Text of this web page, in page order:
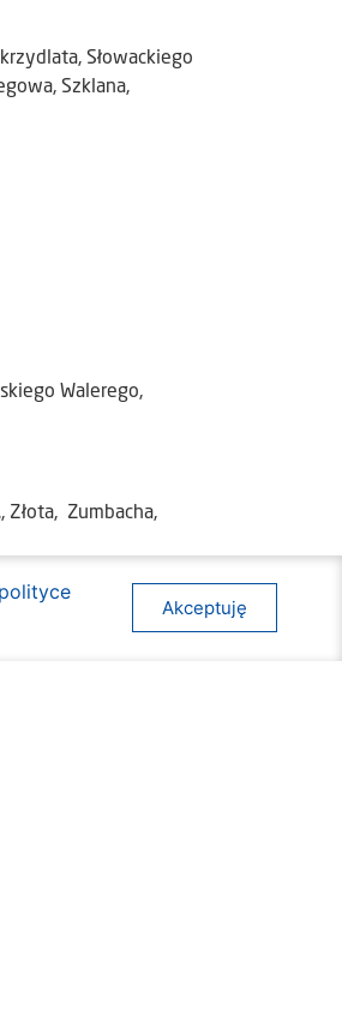
Słowackiego
Szklana,
Walerego,
Złota, Zumbacha,
polityce
Akceptuję